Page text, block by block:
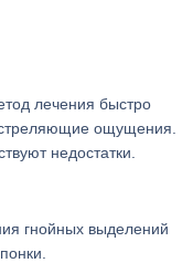
лечения быстро
ощущения.
недостатки.
гнойных выделений